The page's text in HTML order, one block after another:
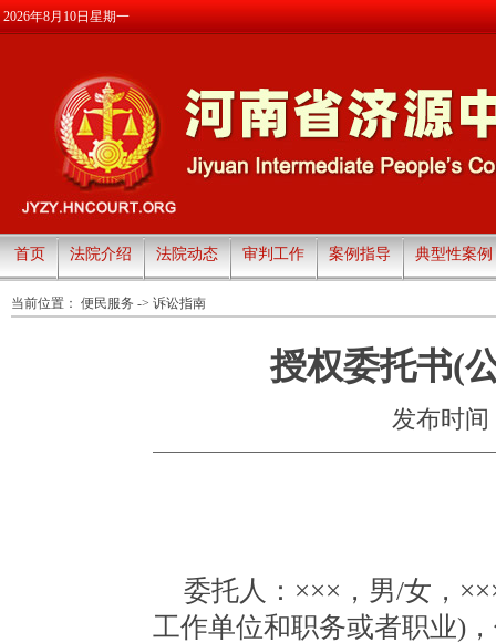
2026年8月10日星期一
首页 法院介绍 法院动态 审判工作 案例指导 典型性案例
当前位置： 便民服务 -> 诉讼指南
授权委托书(
发布时间
委托人： ×××，男/女，
工作单位和职务或者职业